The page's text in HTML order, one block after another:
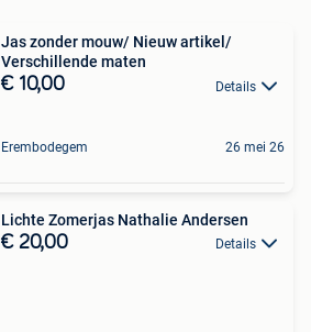
Jas zonder mouw/ Nieuw artikel/
Verschillende maten
€ 10,00 Details
Erembodegem 26 mei 26
Lichte Zomerjas Nathalie Andersen
€ 20,00 Details